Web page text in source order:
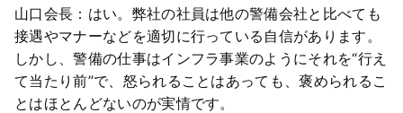
山口会長：はい。弊社の社員は他の警備会社と比べても
接遇やマナーなどを適切に行っている自信があります。
しかし、警備の仕事はインフラ事業のようにそれを“行え
て当たり前”で、怒られることはあっても、褒められるこ
とはほとんどないのが実情です。